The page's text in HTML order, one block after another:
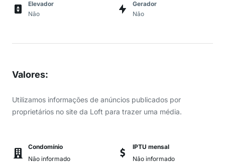
Elevador
Não
Gerador
Não
Valores:
Utilizamos informações de anúncios publicados por
proprietários no site da Loft para trazer uma média.
Condomínio
Não informado
IPTU mensal
Não informado